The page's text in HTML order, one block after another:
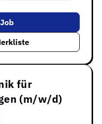
für
(m/w/d)